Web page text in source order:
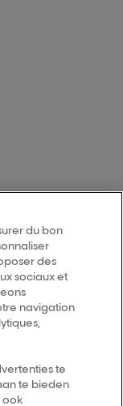
du bon
des
sociaux et
navigation
te
te bieden
ook